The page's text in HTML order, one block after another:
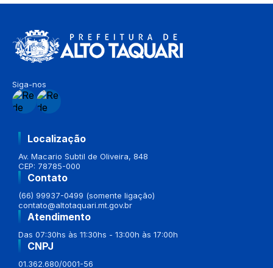
Siga-nos
Localização
Av. Macario Subtil de Oliveira, 848
CEP: 78785-000
Contato
(66) 99937-0499 (somente ligação)
contato@altotaquari.mt.gov.br
Atendimento
Das 07:30hs às 11:30hs - 13:00h às 17:00h
CNPJ
01.362.680/0001-56